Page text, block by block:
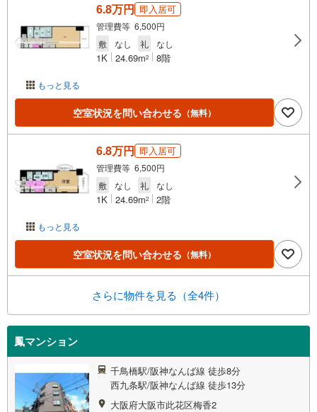
もっと見る
6.8万円 即入居可
管理費等 6,500円
敷
なし 礼 なし
1K 24.69m2 8階
空室状況を問い合わせる （無料）
もっと見る
6.8万円 即入居可
管理費等 6,500円
敷
なし 礼 なし
1K 24.69m2 2階
空室状況を問い合わせる （無料）
さらに物件を見る（全4件）
鳳マンション
千鳥橋駅/阪神なんば線 徒歩8分
西九条駅/阪神なんば線 徒歩13分
大阪府大阪市此花区梅香2